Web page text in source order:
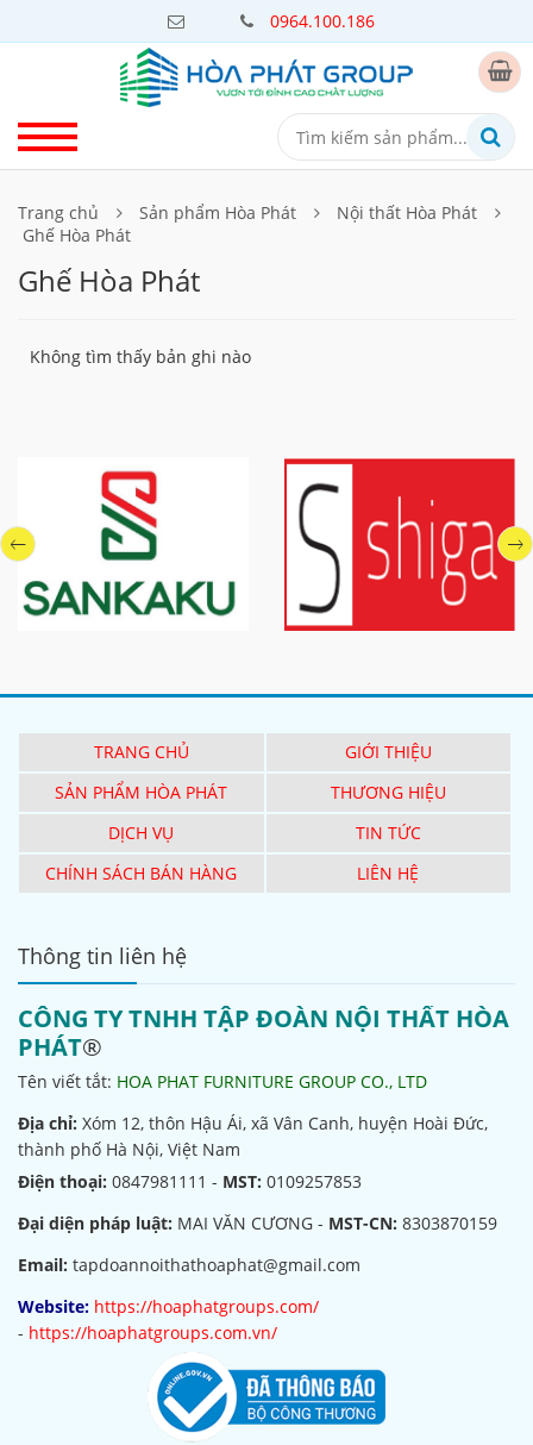
0964.100.186
Trang chủ Sản phẩm Hòa Phát
Nội thất Hòa Phát
Ghế Hòa Phát
Ghế Hòa Phát
Không tìm thấy bản ghi nào
TRANG CHỦ
GIỚI THIỆU
SẢN PHẨM HÒA PHÁT
THƯƠNG HIỆU
DỊCH VỤ
TIN TỨC
CHÍNH SÁCH BÁN HÀNG
LIÊN HỆ
Thông tin liên hệ
CÔNG TY TNHH TẬP ĐOÀN NỘI THẤT HÒA
PHÁT®
Tên viết tắt: HOA PHAT FURNITURE GROUP CO., LTD
Địa chỉ: Xóm 12, thôn Hậu Ái, xã Vân Canh, huyện Hoài Đức,
thành phố Hà Nội, Việt Nam
Điện thoại: 0847981111 - MST: 0109257853
Đại diện pháp luật: MAI VĂN CƯƠNG - MST-CN: 8303870159
Email: tapdoannoithathoaphat@gmail.com
Website: https://hoaphatgroups.com/
- https://hoaphatgroups.com.vn/